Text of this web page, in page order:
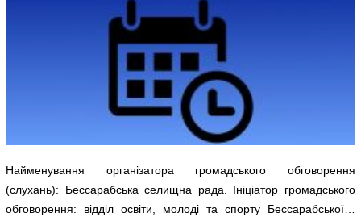
Найменування організатора громадського обговорення
(слухань): Бессарабська селищна рада. Ініціатор громадського
обговорення: відділ освіти, молоді та спорту Бессарабської…